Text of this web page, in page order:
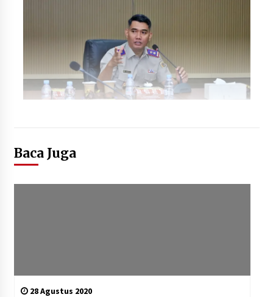
Baca Juga
28 Agustus 2020